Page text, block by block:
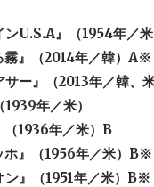
ンU.S.A』（1954年／
霧』（2014年／韓）A※
サー』（2013年／韓、
年／米）
（1936年／米）B
ホ』（1956年／米）B※
ン』（1951年／米）B※